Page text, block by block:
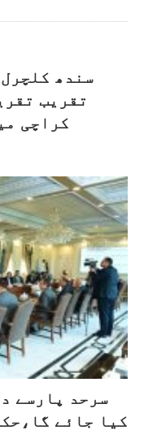
سندھ
کراچی
سرحد پارسے
کیا جائے